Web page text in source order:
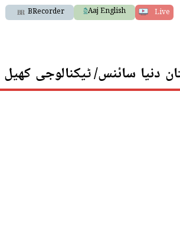
Live
Aaj English
BRecorder
دنیا سائنس/ ٹیکنالوجی کھیل